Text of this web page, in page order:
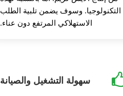
التكنولوجيا. وسوف يضمن تلبية الطلب
الاستهلاكي المرتفع دون عناء.
سهولة التشغيل والصيانة